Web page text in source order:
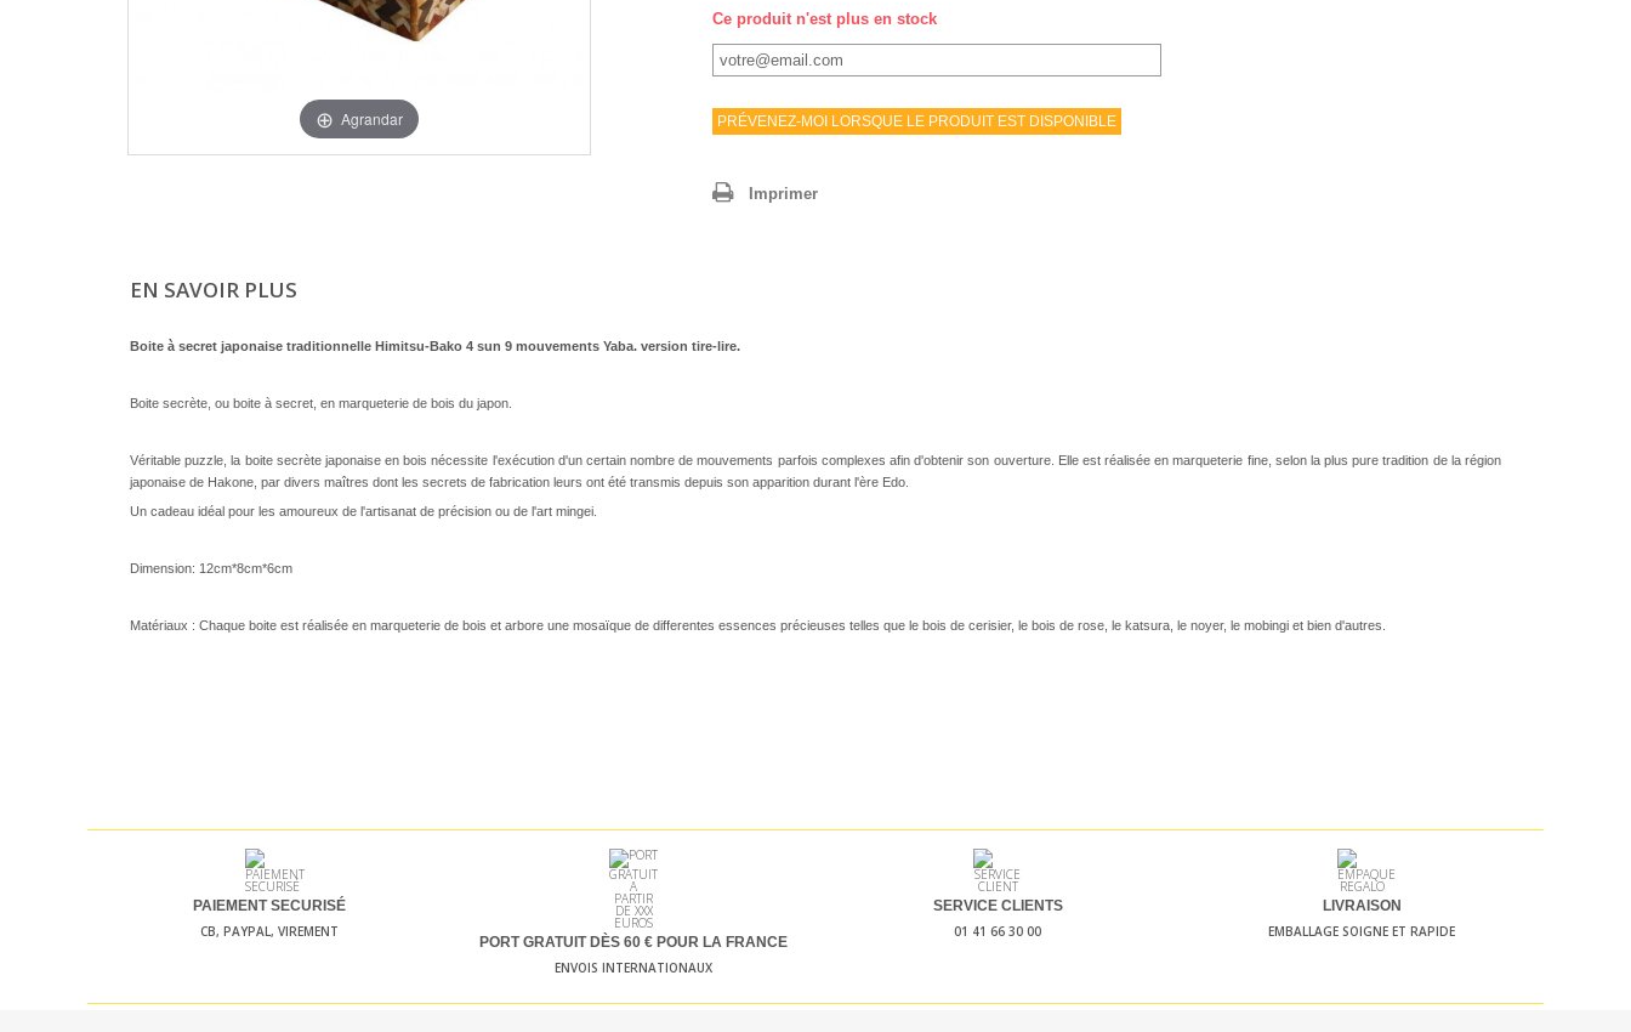
Agrandar
Ce produit n'est plus en stock
PRÉVENEZ-MOI LORSQUE LE PRODUIT EST DISPONIBLE
Imprimer
EN SAVOIR PLUS
Boite à secret japonaise traditionnelle Himitsu-Bako 4 sun 9 mouvements Yaba. version tire-lire.
Boite secrète, ou boite à secret, en marqueterie de bois du japon.
Véritable puzzle, la boite secrète japonaise en bois nécessite l'exécution d'un certain nombre de mouvements parfois complexes afin d'obtenir son ouverture. Elle est réalisée en marqueterie fine, selon la plus pure tradition de la région
japonaise de Hakone, par divers maîtres dont les secrets de fabrication leurs ont été transmis depuis son apparition durant l'ère Edo.
Un cadeau idéal pour les amoureux de l'artisanat de précision ou de l'art mingei.
Dimension: 12cm*8cm*6cm
Matériaux : Chaque boite est réalisée en marqueterie de bois et arbore une mosaïque de differentes essences précieuses telles que le bois de cerisier, le bois de rose, le katsura, le noyer, le mobingi et bien d'autres.
PAIEMENT SECURISÉ
CB, PAYPAL, VIREMENT
PORT GRATUIT DÈS 60 € POUR LA FRANCE
ENVOIS INTERNATIONAUX
SERVICE CLIENTS
01 41 66 30 00
LIVRAISON
EMBALLAGE SOIGNE ET RAPIDE